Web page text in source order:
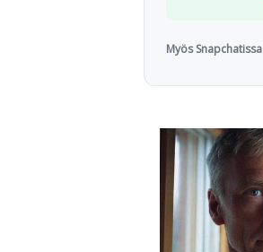
Myös Snapchatissa